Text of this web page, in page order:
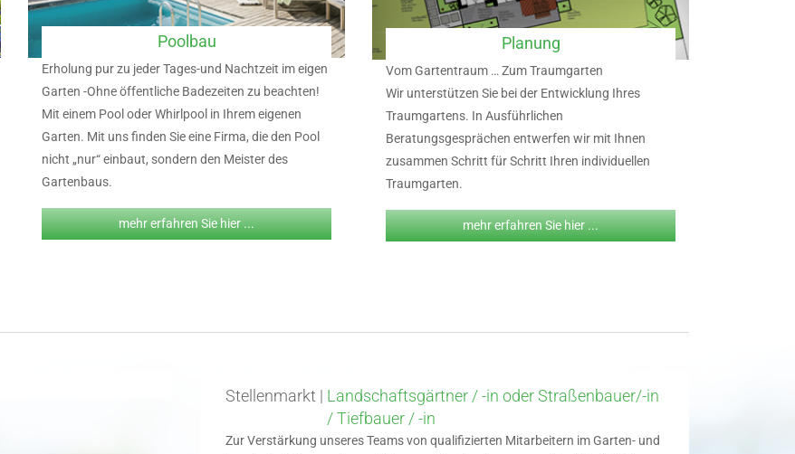
Poolbau
Erholung pur zu jeder Tages-und Nachtzeit im eigen
Garten -Ohne öffentliche Badezeiten zu beachten!
Mit einem Pool oder Whirlpool in Ihrem eigenen
Garten. Mit uns finden Sie eine Firma, die den Pool
nicht „nur“ einbaut, sondern den Meister des
Gartenbaus.
mehr erfahren Sie hier ...
Planung
Vom Gartentraum … Zum Traumgarten
Wir unterstützen Sie bei der Entwicklung Ihres
Traumgartens. In Ausführlichen
Beratungsgesprächen entwerfen wir mit Ihnen
zusammen Schritt für Schritt Ihren individuellen
Traumgarten.
mehr erfahren Sie hier ...
Stellenmarkt | Landschaftsgärtner / -in oder Straßenbauer/-in
/ Tiefbauer / -in
Zur Verstärkung unseres Teams von qualifizierten Mitarbeitern im Garten- und